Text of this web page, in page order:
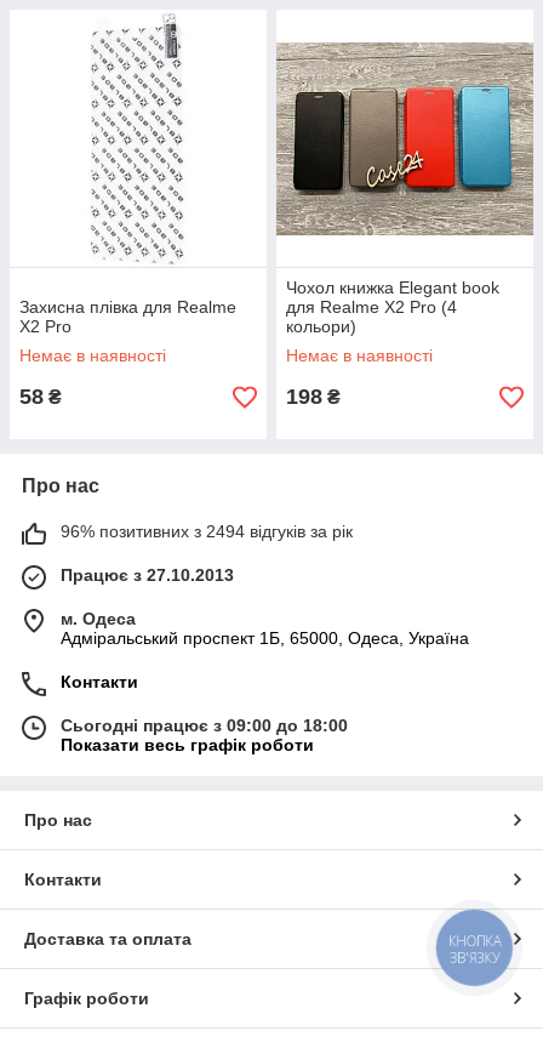
Захисна плівка для Realme
X2 Pro
Немає в наявності
58 ₴
Чохол книжка Elegant book
для Realme X2 Pro (4
кольори)
Немає в наявності
198 ₴
Про нас
96% позитивних з 2494 відгуків за рік
Працює з 27.10.2013
м. Одеса
Адміральський проспект 1Б, 65000, Одеса, Україна
Контакти
Сьогодні працює з 09:00 до 18:00
Показати весь графік роботи
Про нас
Контакти
Доставка та оплата
Графік роботи
КНОПКА
ЗВ'ЯЗКУ